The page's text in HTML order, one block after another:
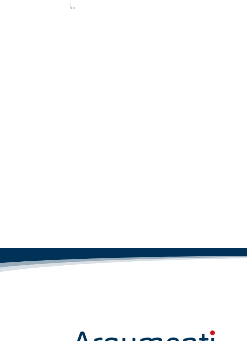
i...